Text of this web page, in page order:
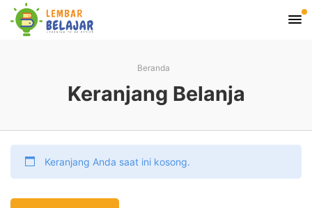
Beranda
Keranjang Belanja
Keranjang Anda saat ini kosong.